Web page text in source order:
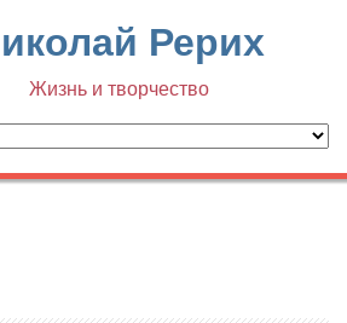
Рерих
Жизнь и творчество